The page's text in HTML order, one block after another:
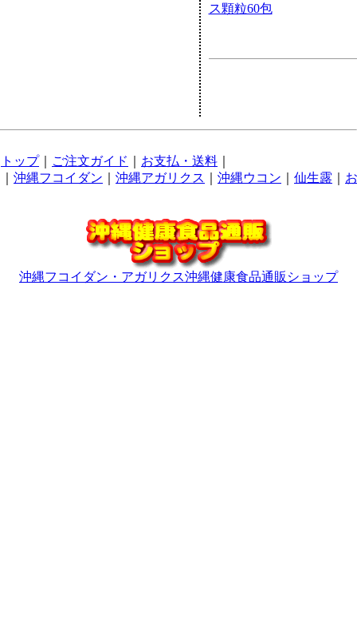
ス顆粒60包
トップ｜ ご注文ガイド お支払・送料
沖縄フコイダン 沖縄アガリクス 沖縄ウコン 仙生露
沖縄フコイダン・アガリクス沖縄健康食品通販ショップ